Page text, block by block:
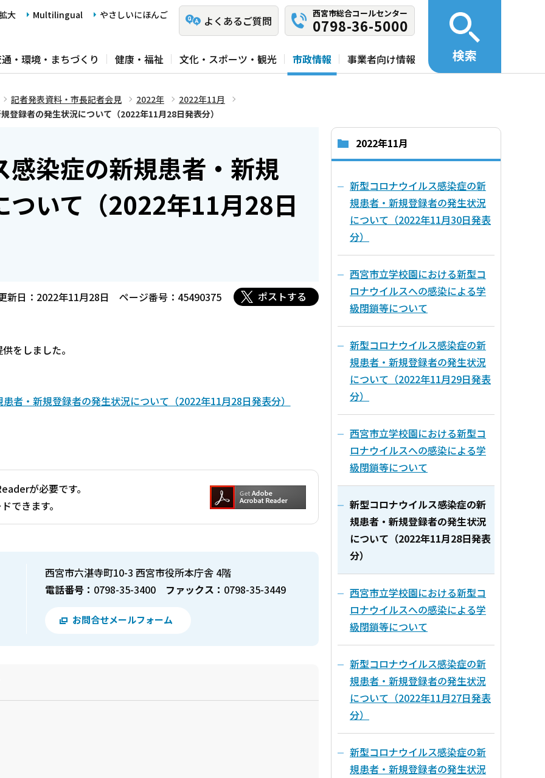
大 Multilingual やさしいにほんご よくあるご質問
西宮市総合コールセンター
0798-36-5000
・環境・まちづくり 健康・福祉 文化・スポーツ・観光 市政情報 事業者向け情報 検索
記者発表資料・市長記者会見 2022年
2022年11月
登録者の発生状況について（2022年11月28日発表分）
染症の新規患者・新規
ついて（2022年11月28日
新日：2022年11月28日 ページ番号：45490375 ポストする
をしました。
者・新規登録者の発生状況について（2022年11月28日発表分）
が必要です。
できます。
西宮市六湛寺町10-3 西宮市役所本庁舎 4階
電話番号： 0798-35-3400 ファックス： 0798-35-3449
お問合せメールフォーム
2022年11月
新型コロナウイルス感染症の新
規患者・新規登録者の発生状況
について（2022年11月30日発表
分）
西宮市立学校園における新型コ
ロナウイルスへの感染による学
級閉鎖等について
新型コロナウイルス感染症の新
規患者・新規登録者の発生状況
について（2022年11月29日発表
分）
西宮市立学校園における新型コ
ロナウイルスへの感染による学
級閉鎖等について
新型コロナウイルス感染症の新
規患者・新規登録者の発生状況
について（2022年11月28日発表
分）
西宮市立学校園における新型コ
ロナウイルスへの感染による学
級閉鎖等について
新型コロナウイルス感染症の新
規患者・新規登録者の発生状況
について（2022年11月27日発表
分）
新型コロナウイルス感染症の新
規患者・新規登録者の発生状況